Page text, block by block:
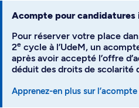
Acompte pour candidatures
Pour réserver votre place
2e cycle à l’UdeM, un
après avoir accepté l’offre
déduit des droits de scolarité
Apprenez-en plus sur